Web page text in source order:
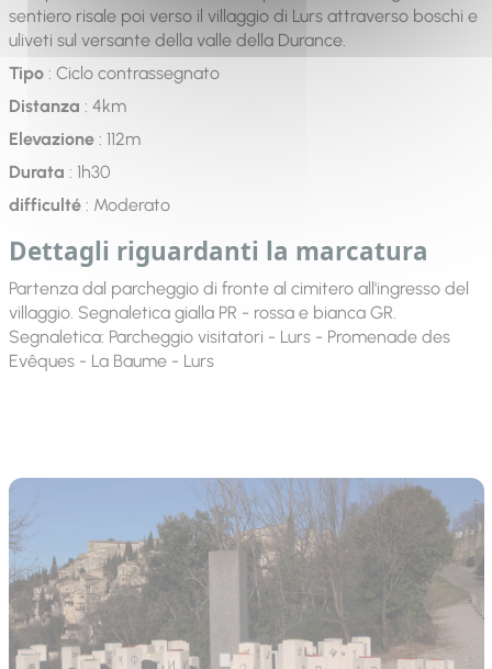
sentiero risale poi verso il villaggio di Lurs attraverso boschi e
uliveti sul versante della valle della Durance.
Tipo: Ciclo contrassegnato
Distanza : 4km
Elevazione: 112m
Durata : 1h30
difficulté: Moderato
Dettagli riguardanti la marcatura
Partenza dal parcheggio di fronte al cimitero all'ingresso del
villaggio. Segnaletica gialla PR - rossa e bianca GR.
Segnaletica: Parcheggio visitatori - Lurs - Promenade des
Evêques - La Baume - Lurs